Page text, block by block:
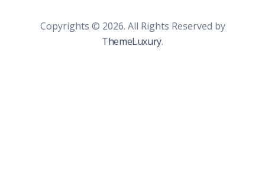
Copyrights © 2026. All Rights Reserved by
ThemeLuxury.